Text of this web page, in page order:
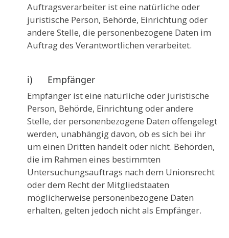
Auftragsverarbeiter ist eine natürliche oder
juristische Person, Behörde, Einrichtung oder
andere Stelle, die personenbezogene Daten im
Auftrag des Verantwortlichen verarbeitet.
i) Empfänger
Empfänger ist eine natürliche oder juristische
Person, Behörde, Einrichtung oder andere
Stelle, der personenbezogene Daten offengelegt
werden, unabhängig davon, ob es sich bei ihr
um einen Dritten handelt oder nicht. Behörden,
die im Rahmen eines bestimmten
Untersuchungsauftrags nach dem Unionsrecht
oder dem Recht der Mitgliedstaaten
möglicherweise personenbezogene Daten
erhalten, gelten jedoch nicht als Empfänger.